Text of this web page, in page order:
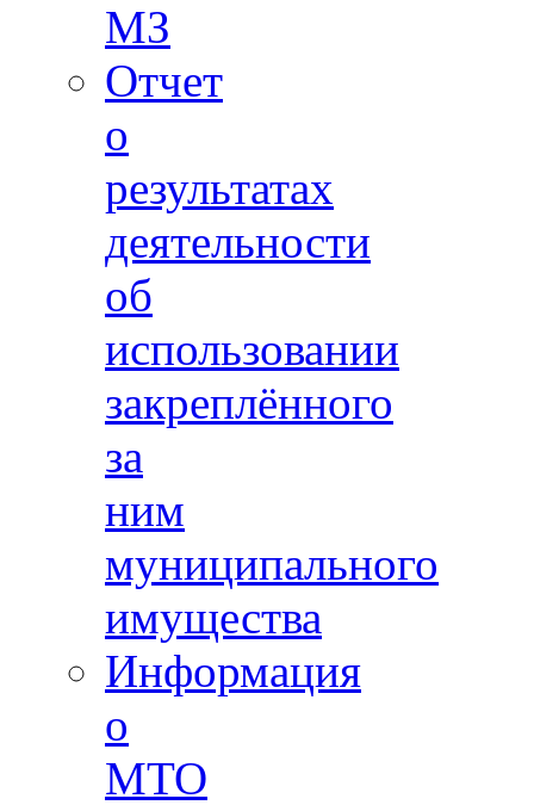
МЗ
Отчет
о
результатах
деятельности
об
использовании
закреплённого
за
ним
муниципального
имущества
Информация
о
МТО